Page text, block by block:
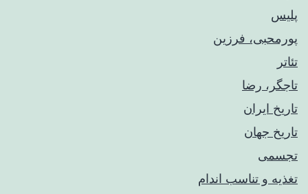
پلیس
پورمحبی، فرزین
تئاتر
تاجگر، رضا
تاریخ ایران
تاریخ جهان
تجسمی
تغذیه و تناسب اندام